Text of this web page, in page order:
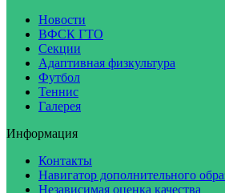
Новости
ВФСК ГТО
Секции
Адаптивная физкультура
Футбол
Теннис
Галерея
Информация
Контакты
Навигатор дополнительного
Независимая оценка качества